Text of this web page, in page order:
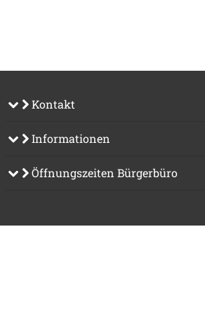
Kontakt
Informationen
Öffnungszeiten Bürgerbüro